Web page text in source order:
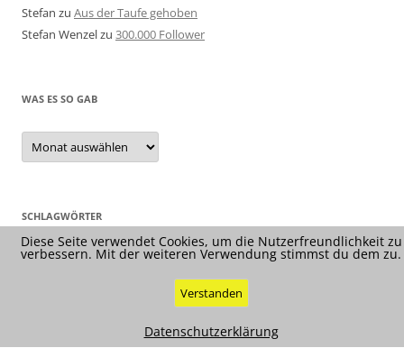
Stefan zu Aus der Taufe gehoben
Stefan Wenzelzu 300.000 Follower
WAS ES SO GAB
Was
es
so
SCHLAGWÖRTER
Diese Seite verwendet Cookies, um die Nutzerfreundlichkeit zu
verbessern. Mit der weiteren Verwendung stimmst du dem zu.
Verstanden
Datenschutzerklärung